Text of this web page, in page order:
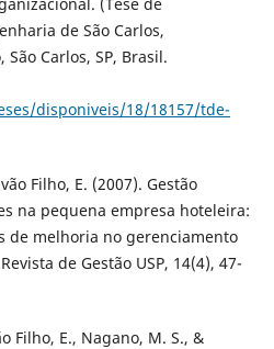
de São Carlos,
Carlos, SP, Brasil.
disponiveis/18/18157/tde-
Filho, E. (2007). Gestão
na pequena empresa hoteleira:
de melhoria no gerenciamento
de Gestão USP, 14(4), 47-
Filho, E., Nagano, M. S., &